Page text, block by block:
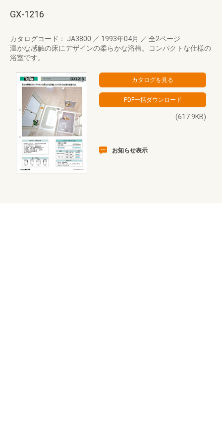
GX-1216
カタログコード： JA3800 ／ 1993年04月 ／ 全2ページ
温かな感触の床にデザインの柔らかな浴槽。コンパクトな仕様の
浴室です。
(617.9KB)
お知らせ表示